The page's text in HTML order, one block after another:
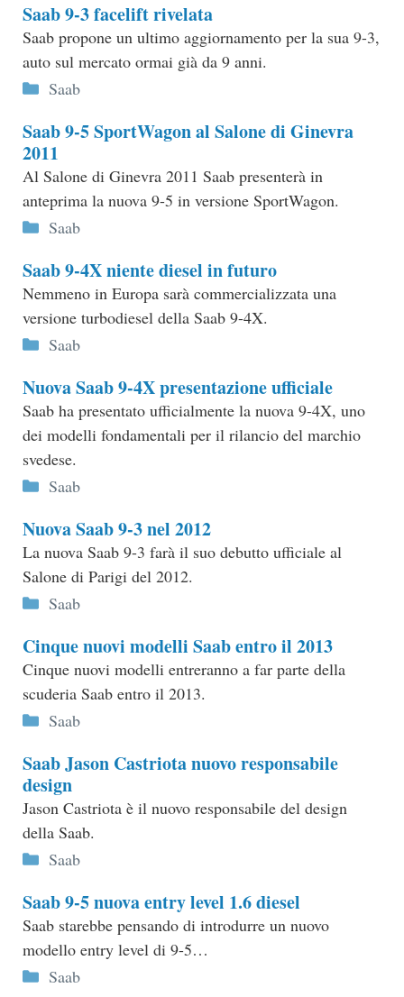
Saab 9-3 facelift rivelata
Saab propone un ultimo aggiornamento per la sua 9-3,
auto sul mercato ormai già da 9 anni.
Categorie
Saab
Saab 9-5 SportWagon al Salone di Ginevra
2011
Al Salone di Ginevra 2011 Saab presenterà in
anteprima la nuova 9-5 in versione SportWagon.
Categorie
Saab
Saab 9-4X niente diesel in futuro
Nemmeno in Europa sarà commercializzata una
versione turbodiesel della Saab 9-4X.
Categorie
Saab
Nuova Saab 9-4X presentazione ufficiale
Saab ha presentato ufficialmente la nuova 9-4X, uno
dei modelli fondamentali per il rilancio del marchio
svedese.
Categorie
Saab
Nuova Saab 9-3 nel 2012
La nuova Saab 9-3 farà il suo debutto ufficiale al
Salone di Parigi del 2012.
Categorie
Saab
Cinque nuovi modelli Saab entro il 2013
Cinque nuovi modelli entreranno a far parte della
scuderia Saab entro il 2013.
Categorie
Saab
Saab Jason Castriota nuovo responsabile
design
Jason Castriota è il nuovo responsabile del design
della Saab.
Categorie
Saab
Saab 9-5 nuova entry level 1.6 diesel
Saab starebbe pensando di introdurre un nuovo
modello entry level di 9-5…
Categorie
Saab